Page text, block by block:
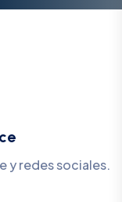
y redes sociales.